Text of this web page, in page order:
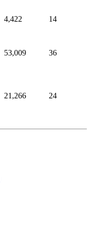
4,422 14
53,009 36
21,266 24